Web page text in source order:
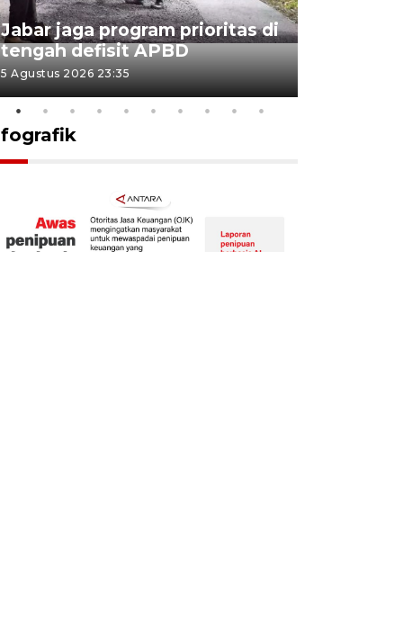
Jabar jaga program prioritas di
tengah defisit APBD
5 Agustus 2026 23:35